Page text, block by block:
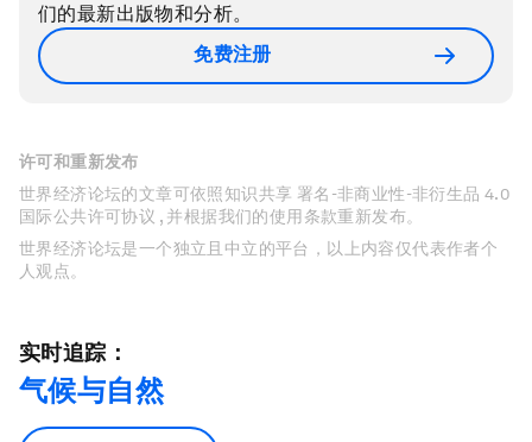
们的最新出版物和分析。
免费注册
许可和重新发布
世界经济论坛的文章可依照知识共享 署名-非商业性-非衍生品 4.0
国际公共许可协议 , 并根据我们的使用条款重新发布。
世界经济论坛是一个独立且中立的平台，以上内容仅代表作者个
人观点。
实时追踪：
气候与自然